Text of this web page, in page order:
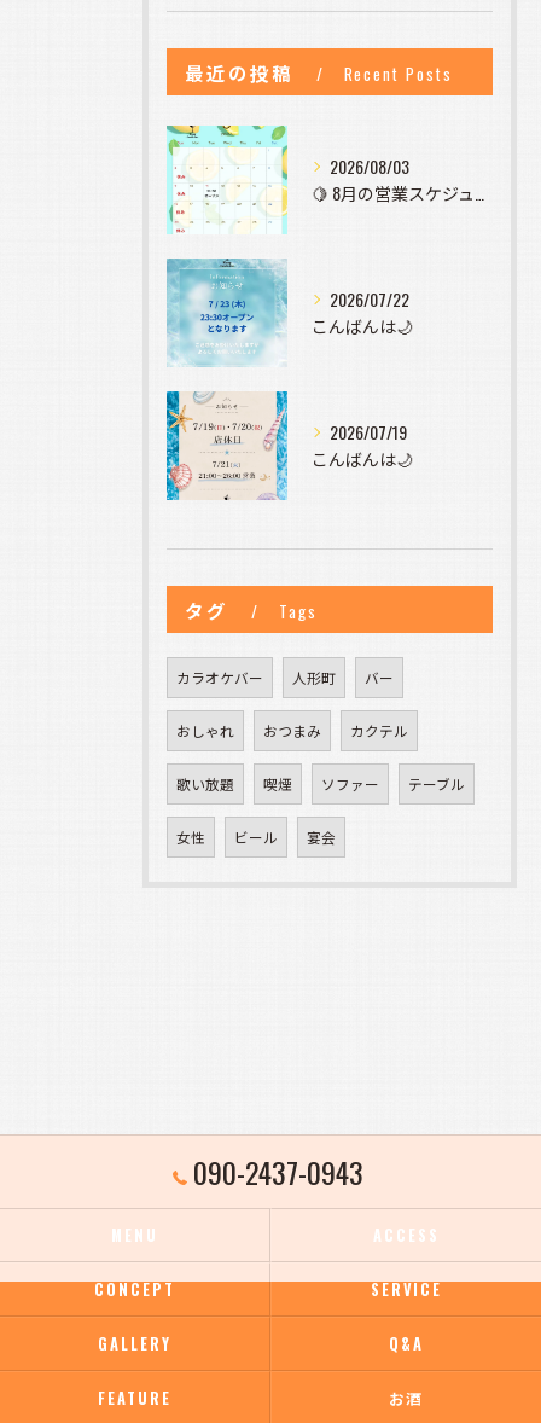
最近の投稿 Recent Posts
2026/08/03
2026/07/22
こんばんは🌙
2026/07/19
こんばんは🌙
タグ Tags
カラオケバー 人形町 バー
おしゃれ おつまみ カクテル
歌い放題 喫煙 ソファー テーブル
女性 ビール 宴会
090-2437-0943
MENU ACCESS
CONCEPT SERVICE
GALLERY Q&A
FEATURE お酒